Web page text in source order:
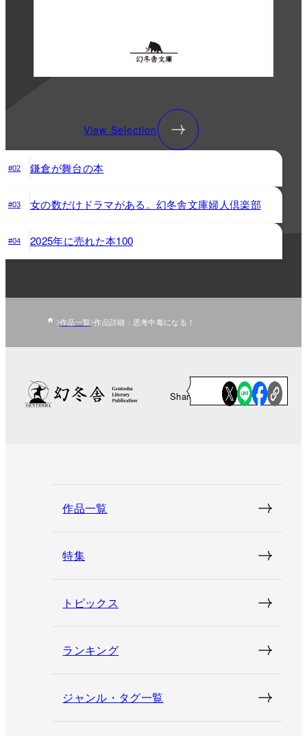
View Selection
#02 鎌倉が舞台の本
#03 女の数だけドラマがある。幻冬舎文庫婦人倶楽部
#04 2025年に売れた本100
作品一覧 作品詳細：思考中毒になる！
Share
作品一覧
特集
トピックス
ランキング
ジャンル・タグ一覧